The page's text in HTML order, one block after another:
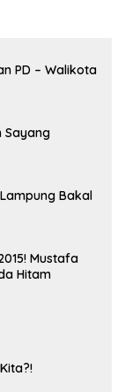
PD – Walikota
Sayang
Bakal
Mustafa
Hitam